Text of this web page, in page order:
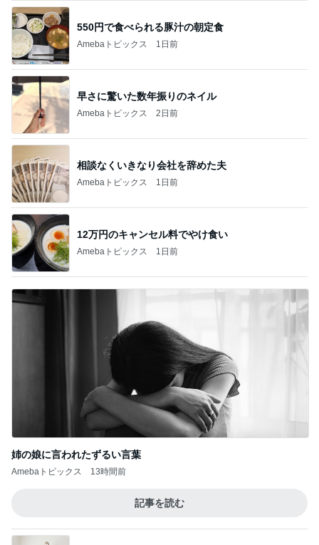
550円で食べられる豚汁の朝定食
Amebaトピックス 1日前
早さに驚いた数年振りのネイル
Amebaトピックス 2日前
相談なくいきなり会社を辞めた夫
Amebaトピックス 1日前
12万円のキャンセル料でやけ食い
Amebaトピックス 1日前
姉の娘に言われたずるい言葉
Amebaトピックス 13時間前
記事を読む